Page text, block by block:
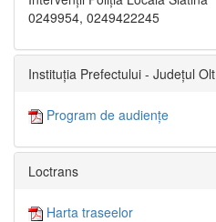
0249954, 0249422245
Instituția Prefectului - Județul Olt
Program de audiențe
Loctrans
Harta traseelor